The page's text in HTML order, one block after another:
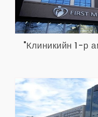
"Клиникийн 1-р